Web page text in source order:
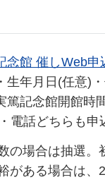
念館 催しWeb
生年月日(任意)
篤記念館開館時
電話どちらも申
の場合は抽選。
がある場合は、